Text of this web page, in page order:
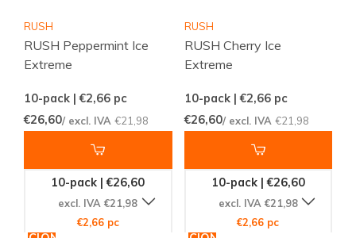
RUSH
RUSH Peppermint Ice
Extreme
10-pack | €2,66 pc
€26,60/ excl. IVA €21,98
10-pack | €26,60
excl. IVA €21,98
€2,66 pc
RUSH
RUSH Cherry Ice
Extreme
10-pack | €2,66pc
€26,60/ excl. IVA €21,98
10-pack | €26,60
excl. IVA €21,98
€2,66 pc